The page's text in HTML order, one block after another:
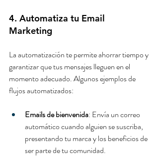
4. Automatiza tu Email
Marketing
La automatización te permite ahorrar tiempo y
garantizar que tus mensajes lleguen en el
momento adecuado. Algunos ejemplos de
flujos automatizados:
Emails de bienvenida: Envía un correo
automático cuando alguien se suscriba,
presentando tu marca y los beneficios de
ser parte de tu comunidad.